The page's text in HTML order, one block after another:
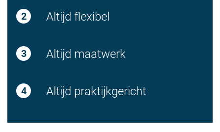
Altijd flexibel
Altijd maatwerk
Altijd praktijkgericht